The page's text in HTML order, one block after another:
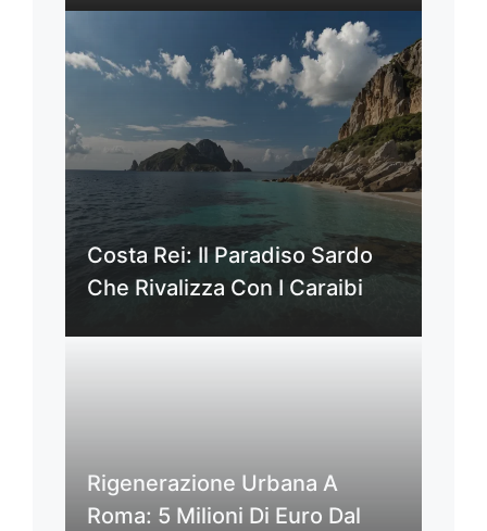
Costa Rei: Il Paradiso Sardo
Che Rivalizza Con I Caraibi
Rigenerazione Urbana A
Roma: 5 Milioni Di Euro Dal